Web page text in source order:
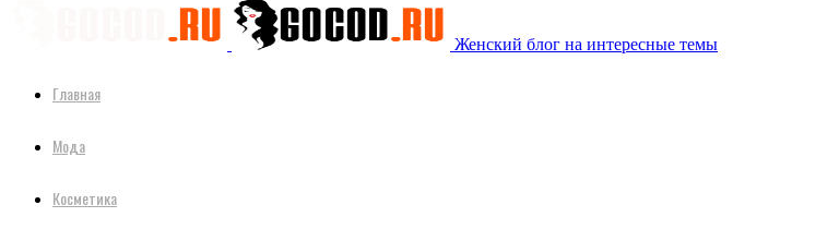
Женский блог на интересные темы
Главная
Мода
Косметика